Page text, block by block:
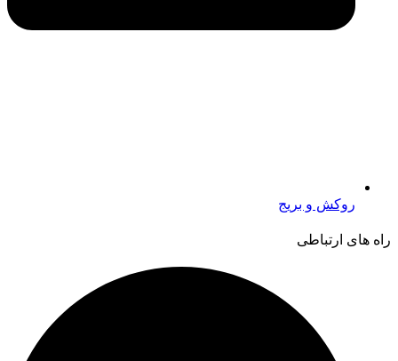
روکش و بریج
راه های ارتباطی